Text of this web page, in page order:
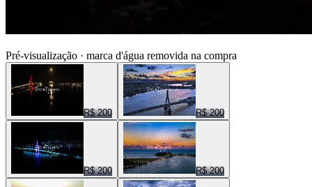
Pré-visualização · marca d'água removida na compra
R$ 200 R$ 200
R$ 200 R$ 200